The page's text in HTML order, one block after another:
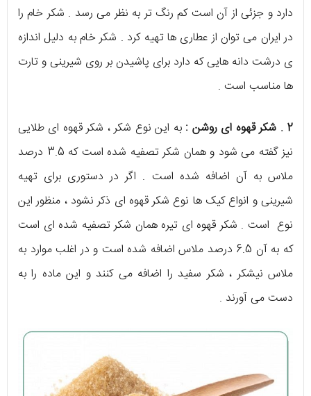
دارد و جزئی از آن است کم رنگ تر به نظر می رسد . شکر خام را
در ایران می توان از عطاری ها تهیه کرد . شکر خام به دلیل اندازه
ی درشت دانه هایی که دارد برای پاشیدن بر روی شیرینی و تارت
ها مناسب است .
2 . شکر قهوه ای روشن :
به این نوع شکر ، شکر قهوه ای طلایی
نیز گفته می شود و همان شکر تصفیه شده است که 3.5 درصد
ملاس به آن اضافه شده است . اگر در دستوری برای تهیه
شیرینی و انواع کیک ها نوع شکر قهوه ای ذکر نشود ، منظور این
نوع است . شکر قهوه ای تیره همان شکر تصفیه شده ای است
که به آن 6.5 درصد ملاس اضافه شده است و در اغلب موارد به
ملاس نیشکر ، شکر سفید را اضافه می کنند و این ماده را به
دست می آورند .